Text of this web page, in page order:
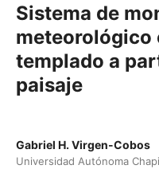
Sistema de
meteorológico
templado a
paisaje
Gabriel H. Virgen-Cobos
Universidad Autónoma